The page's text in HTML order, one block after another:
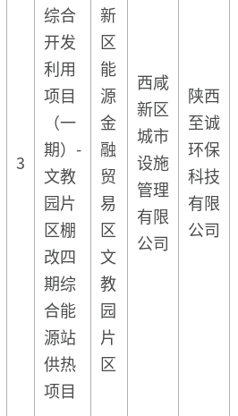
3
综合
开发
利用
项目
（一
期）-
文教
园片
区棚
改四
期综
合能
源站
供热
项目
新
区
能
源
金
融
贸
易
区
文
教
园
片
区
西咸
新区
城市
设施
管理
有限
公司
陕西
至诚
环保
科技
有限
公司